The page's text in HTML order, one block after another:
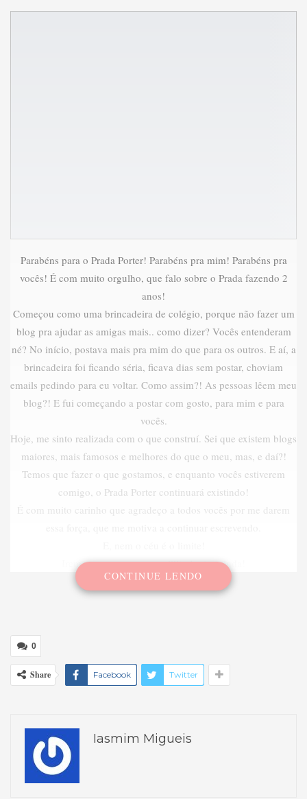
Parabéns para o Prada Porter! Parabéns pra mim! Parabéns pra
vocês! É com muito orgulho, que falo sobre o Prada fazendo 2
anos!
Começou como uma brincadeira de colégio, porque não fazer um
blog pra ajudar as amigas mais.. como dizer? Vocês entenderam
né? No início, postava mais pra mim do que para os outros. E aí, a
brincadeira foi ficando séria, ficava dias sem postar, choviam
emails pedindo para eu voltar. Como assim?! As pessoas lêem meu
blog?! E fui começando a postar com gosto, para mim e para
vocês.
Hoje, me sinto realizada com o que construí. Sei que existem blogs
maiores, mais famosos e melhores do que o meu, mas, e daí?!
Temos que fazer o que gostamos, e enquanto vocês estiverem
comigo, o Prada Porter continuará existindo!
É com muito carinho que agradeço a todos vocês por me darem
Iremos crescer muuuuuuiiiito juntos ainda!
CONTINUE LENDO
0
Share Facebook Twitter
Iasmim Migueis